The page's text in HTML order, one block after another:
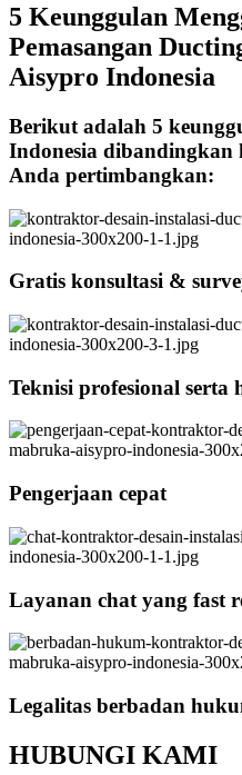
5 Keunggulan
Pemasangan
Aisypro Indonesia
Berikut adalah 5
Indonesia
Anda pertimbangkan:
Gratis konsultasi &
Teknisi profesional serta
Pengerjaan cepat
Layanan chat yang fast
Legalitas berbadan
HUBUNGI KAMI